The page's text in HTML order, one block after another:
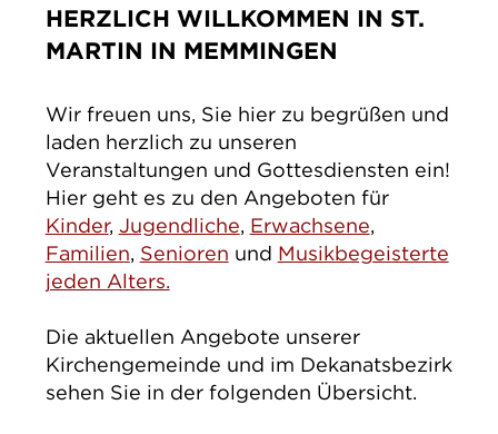
IMPRESSUM
DATENSCHUTZ
HERZLICH WILLKOMMEN IN ST.
MARTIN IN MEMMINGEN
Wir freuen uns, Sie hier zu begrüßen und
laden herzlich zu unseren
Veranstaltungen und Gottesdiensten ein!
Hier geht es zu den Angeboten für
Kinder, Jugendliche, Erwachsene,
Familien, Senioren und Musikbegeisterte
jeden Alters.
Die aktuellen Angebote unserer
Kirchengemeinde und im Dekanatsbezirk
sehen Sie in der folgenden Übersicht.